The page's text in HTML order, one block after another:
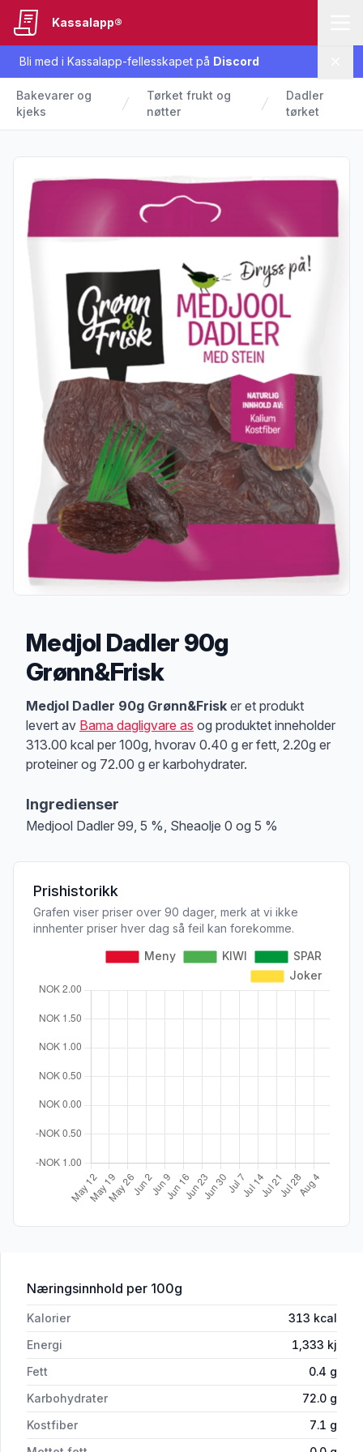
Bli med i Kassalapp-fellesskapet på Discord
Kassalapp®
Bakevarer og
kjeks
Tørket frukt og
nøtter
Dadler
tørket
Medjol Dadler 90g
Grønn&Frisk
Produktbeskrivelse
Medjol Dadler 90g Grønn&Frisk er et produkt
levert av Bama dagligvare as og produktet inneholder
313.00 kcal per 100g, hvorav 0.40 g er fett, 2.20g er
proteiner og 72.00 g er karbohydrater.
Ingredienser
Medjool Dadler 99, 5 %, Sheaolje 0 og 5 %
Prishistorikk
Grafen viser priser over 90 dager, merk at vi ikke
innhenter priser hver dag så feil kan forekomme.
Næringsinnhold for 'Medjol Dadler 90g Grønn&Frisk'
per 100g
Kalorier 313 kcal
Energi
1,333 kj
Fett
0.4 g
Karbohydrater
72.0 g
Kostfiber
7.1 g